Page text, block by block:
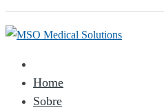
Home
Sobre